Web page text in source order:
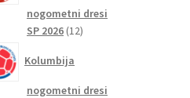
nogometni dresi
SP 2026 1212
Kolumbija
nogometni dresi